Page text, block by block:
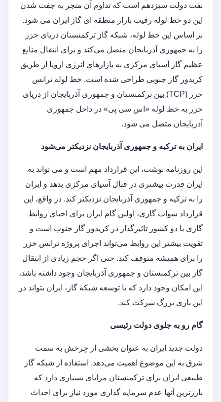
نفت دولت سیزدهم است که تداوم آن منجر به جفت شدن
این دو خط لوله رقیب بازار منطقه ای گاز ایران می شود.
بر اساس این خط لوله، شبکه گاز ترکمنستان دریای خزر
را به جمهوری آذربایجان متصل می‌کند و برای انتقال منابع
عظیم گاز آسیای مرکزی به بازارهای انرژی اروپا از طریق
کریدور گاز جنوبی طراحی شده است. خط لوله ترانس
خزر (TCP) بین ترکمنستان و جمهوری آذربایجان از دریای
خزر به خط لوله «اس سی پی» در داخل جمهوری
آذربایجان متصل می شود.
ایران به ترکیه و جمهوری آذربایجان نزدیکتر می‌شود
این روزنامه نوشت، این قرارداد مهم است و می تواند به
ایران قدرت بیشتری در قبال آسیای مرکزی بدهد و ایران
را به ترکیه و جمهوری آذربایجان نزدیکتر کند. در واقع، این
قرارداد سواپ گازی، اولین گام ایران برای احیای روابط
گازی با دو کشور تاثیرگذار در کریدور گاز جنوب است و
تقویت بیشتر این روابط می‌تواند اجرای پروژه ترانس خزر
را برای همیشه متوقف کند. حتی اگر حجم زیادی از انتقال
گاز بین ترکمنستان و جمهوری آذربایجان وجود داشته باشد،
این امکان وجود دارد که با توسعه شبکه گاز، ایران بتواند در
این بازی بزرگ شرکت کند.
گام رو به جلوی دولت رئیسی
دولت جدید ایران به عنوان بخشی از چرخش به سمت
شرق به این موضوع اهمیت می‌دهد. استفاده از شبکه گاز
طبیعی ایران برای ترکمنستان مزایای بسیاری دارد که
بارزترین آنها عدم سرمایه گذاری مورد نیاز برای احداث